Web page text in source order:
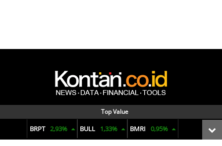
Top Value
BRPT 2,93% BULL 1,33% BMRI 0,95%
Menyajikan data dan informasi terkini seputar pasar keuangan,
reksadana, bunga deposito, ekonomi makro, komoditas, hingga
penjualan mobil. Dengan visual yang informatif dan analisis yang
tajam untuk membuat pengambilan keputusan finansial.